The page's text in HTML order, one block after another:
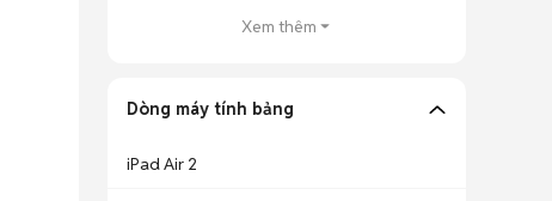
Xem thêm
Dòng máy tính bảng
iPad Air 2